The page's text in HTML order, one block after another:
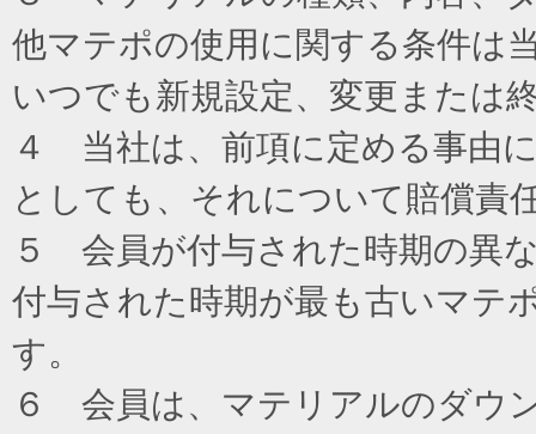
他マテポの使用に関する条件は
いつでも新規設定、変更または
４ 当社は、前項に定める事由
としても、それについて賠償責
５ 会員が付与された時期の異
付与された時期が最も古いマテ
す。
６ 会員は、マテリアルのダウ